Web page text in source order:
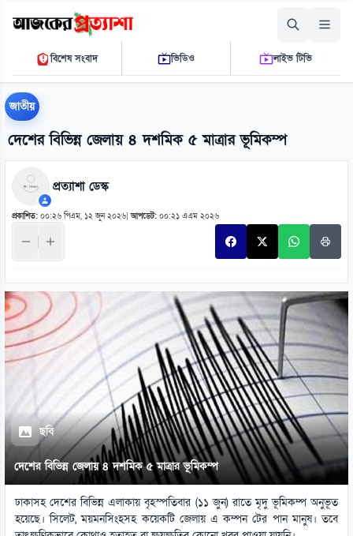
শুক্রবার, ০৭ আগস্ট ২০২৬
০৬ ২২ ৩১ পি.এম.THE DAILY AJKER PROTTASHA
বিশেষ সংবাদ ভিডিও লাইভ টিভি
জাতীয়
দেশের বিভিন্ন জেলায় ৪ দশমিক ৫ মাত্রার ভূমিকম্প
প্রত্যাশা ডেস্ক
প্রকাশিত: ০০:২৬ পিএম, ১২ জুন ২০২৬ |আপডেট: ০০:২১ এএম ২০২৬
ছবি
দেশের বিভিন্ন জেলায় ৪ দশমিক ৫ মাত্রার ভূমিকম্প
ঢাকাসহ দেশের বিভিন্ন এলাকায় বৃহস্পতিবার (১১ জুন) রাতে মৃদু ভূমিকম্প অনুভূত
হয়েছে। সিলেট, ময়মনসিংহসহ কয়েকটি জেলায় এ কম্পন টের পান মানুষ। তবে